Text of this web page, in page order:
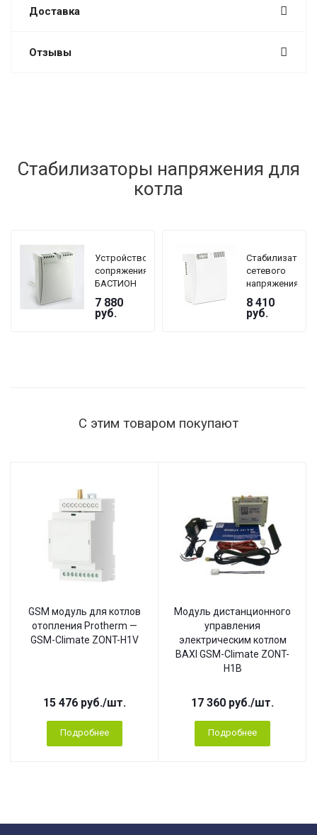
Доставка
Отзывы
Стабилизаторы напряжения для
котла
Устройство
сопряжения
БАСТИОН
TEPLOCOM
GF
7 880
руб.
Стабилизатор
сетевого
напряжения
TEPLOCOM
БАСТИОН
ST-1515
8 410
руб.
С этим товаром покупают
GSM модуль для котлов
отопления Protherm —
GSM-Climate ZONT-H1V
15 476 руб./шт.
Подробнее
Модуль дистанционного
управления
электрическим котлом
BAXI GSM-Climate ZONT-
H1B
17 360 руб./шт.
Подробнее